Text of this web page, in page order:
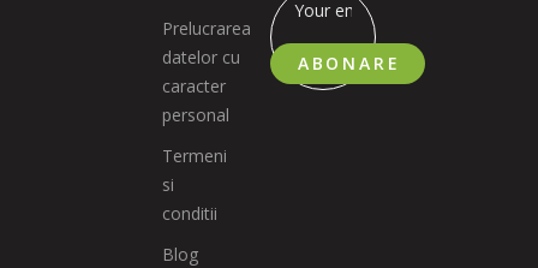
Prelucrarea
datelor cu
caracter
personal
Termeni
si
conditii
Blog
ABONARE